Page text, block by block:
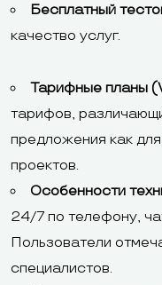
Бесплатный
качество услуг.
Тарифные планы
тарифов,
предложения как
проектов.
Особенности
24/7 по телефону,
Пользователи
специалистов.